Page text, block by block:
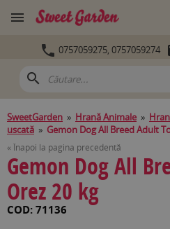

 0757059275, 0757059274
search
SweetGarden » Hrană Animale »
uscată » Gemon Dog All Breed Adult
« Înapoi la pagina precedentă
Gemon Dog All
Orez 20 kg
COD: 71136